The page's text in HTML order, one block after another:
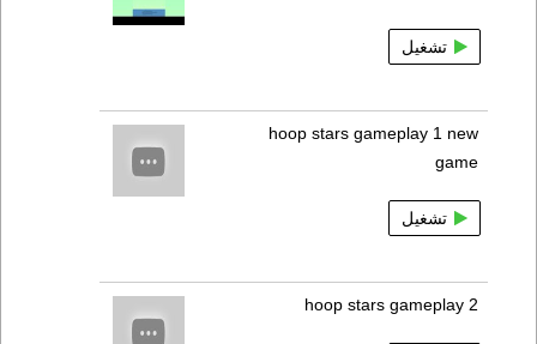
تشغيل
hoop stars gameplay 1 new
game
تشغيل
hoop stars gameplay 2